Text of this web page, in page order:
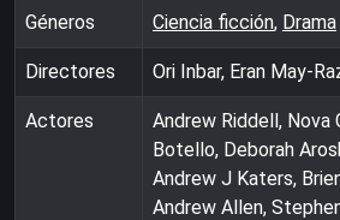
Géneros Ciencia ficción, Drama
Directores Ori Inbar, Eran May-
Actores
Andrew Riddell, Nova
Botello, Deborah
Andrew J Katers,
Andrew Allen,